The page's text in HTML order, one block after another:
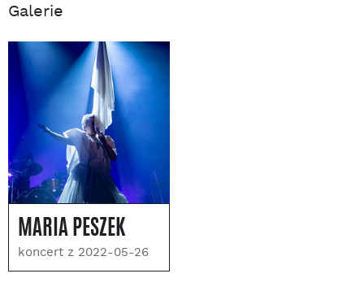
Galerie
MARIA PESZEK
koncert z 2022-05-26